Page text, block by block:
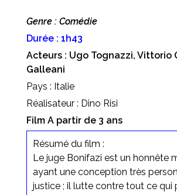
Genre : Comédie
Durée : 1h43
Acteurs : Ugo Tognazzi, Vittorio
Galleani
Pays : Italie
Réalisateur : Dino Risi
Film A partir de 3 ans
Résumé du film :
Le juge Bonifazi est un honnête
ayant une conception très
justice ; il lutte contre tout ce qui